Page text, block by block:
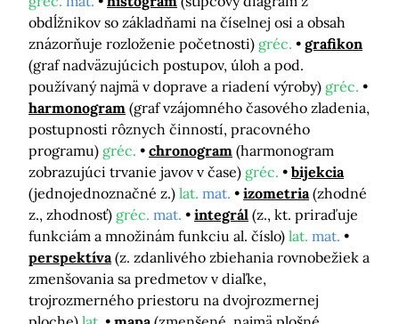
obdĺžnikov so základňami na číselnej osi a obsah
znázorňuje rozloženie početnosti) gréc.
grafikon
(graf nadväzujúcich postupov, úloh a pod.
používaný najmä v doprave a riadení výroby) gréc.
harmonogram (graf vzájomného časového zladenia,
postupnosti rôznych činností, pracovného
programu) gréc. chronogram (harmonogram
zobrazujúci trvanie javov v čase) gréc.
bijekcia
(jednojednoznačné z.) lat. mat. izometria (zhodné
z., zhodnosť) gréc. mat. integrál (z., kt. priraďuje
funkciám a množinám funkciu al. číslo) lat. mat.
perspektíva (z. zdanlivého zbiehania rovnobežiek a
zmenšovania sa predmetov v diaľke,
trojrozmerného priestoru na dvojrozmernej